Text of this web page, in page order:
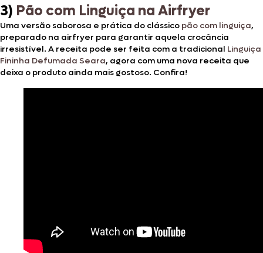
3) Pão com Linguiça na Airfryer
Uma versão saborosa e prática do clássico pão com linguiça,
preparado na airfryer para garantir aquela crocância
irresistível. A receita pode ser feita com a tradicional Linguiça
Fininha Defumada Seara, agora com uma nova receita que
deixa o produto ainda mais gostoso. Confira!